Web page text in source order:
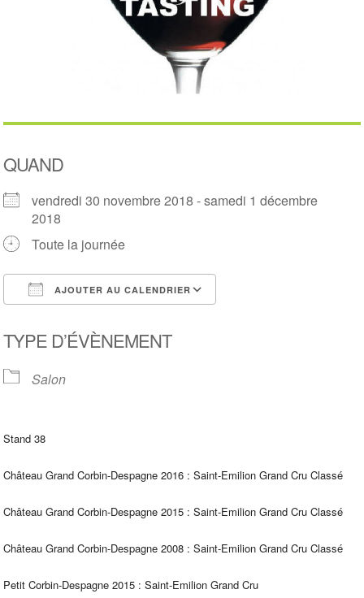
QUAND
vendredi 30 novembre 2018 - samedi 1 décembre
2018
Toute la journée
AJOUTER AU CALENDRIER
TYPE D’ÉVÈNEMENT
Salon
Stand 38
Château Grand Corbin-Despagne 2016 : Saint-Emilion Grand Cru Classé
Château Grand Corbin-Despagne 2015 : Saint-Emilion Grand Cru Classé
Château Grand Corbin-Despagne 2008 : Saint-Emilion Grand Cru Classé
Petit Corbin-Despagne 2015 : Saint-Emilion Grand Cru